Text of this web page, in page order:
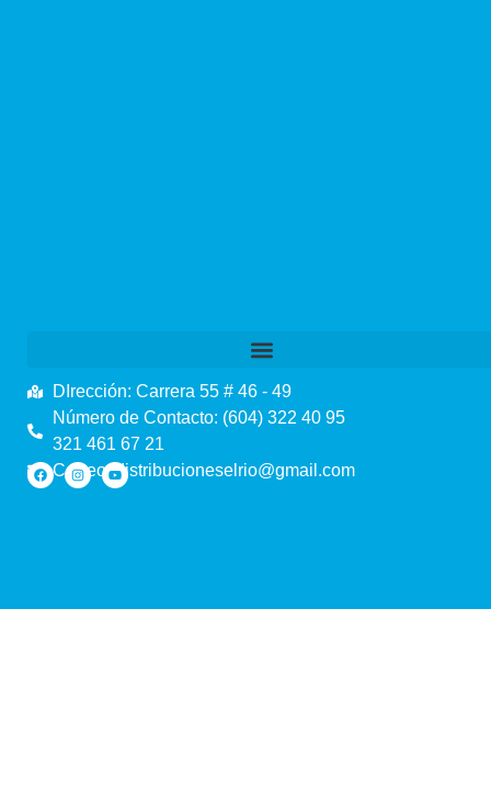
DIrección: Carrera 55 # 46 - 49
Número de Contacto: (604) 322 40 95
321 461 67 21
Correo: distribucioneselrio@gmail.com